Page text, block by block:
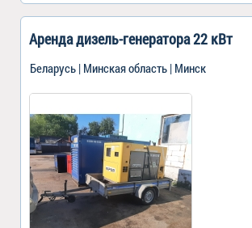
Аренда дизель-генератора 22 кВт
Беларусь | Минская область | Минск